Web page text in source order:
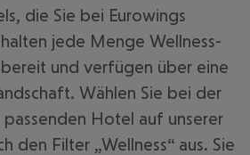
die Sie bei Eurowings
jede Menge Wellness-
und verfügen über eine
Wählen Sie bei der
passenden Hotel auf unserer
den Filter „Wellness“ aus. Sie